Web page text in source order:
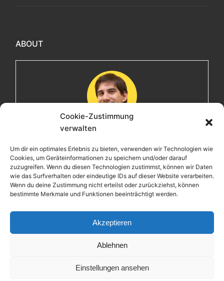
Cookie-Zustimmung
verwalten
Um dir ein optimales Erlebnis zu bieten, verwenden wir Technologien wie
Cookies, um Geräteinformationen zu speichern und/oder darauf
zuzugreifen. Wenn du diesen Technologien zustimmst, können wir Daten
wie das Surfverhalten oder eindeutige IDs auf dieser Website verarbeiten.
Wenn du deine Zustimmung nicht erteilst oder zurückziehst, können
bestimmte Merkmale und Funktionen beeinträchtigt werden.
Akzeptieren
Ablehnen
Einstellungen ansehen
ABOUT
Herzlich willkommen! Ich bin Max, ein Informatiker mit
über 15 Jahren Berufserfahrung. Hier teile ich meine
Leidenschaften, Erlebnisse und Perspektiven. Ich lade
dich ein, gemeinsam mit mir auf eine Entdeckungsreise